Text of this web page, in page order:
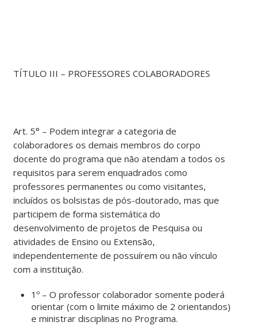
TÍTULO III – PROFESSORES COLABORADORES
Art. 5° – Podem integrar a categoria de
colaboradores os demais membros do corpo
docente do programa que não atendam a todos os
requisitos para serem enquadrados como
professores permanentes ou como visitantes,
incluídos os bolsistas de pós-doutorado, mas que
participem de forma sistemática do
desenvolvimento de projetos de Pesquisa ou
atividades de Ensino ou Extensão,
independentemente de possuírem ou não vínculo
com a instituição.
1º – O professor colaborador somente poderá
orientar (com o limite máximo de 2 orientandos)
e ministrar disciplinas no Programa.